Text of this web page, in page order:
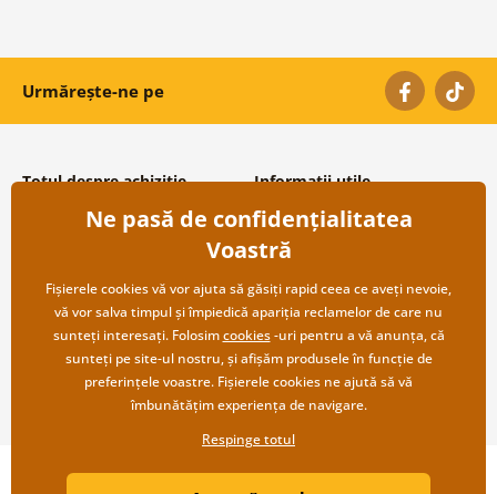
Urmărește-ne pe
Totul despre achiziție
Condiții și termeni generali
Protecția datelor personale
Transport și modalități de plată
Returnare
Informații utile
Despre noi
Întrebări frecvente
Contacte
Cooperare angro
Copyright ©2019 © Dovido.ro.
Ne pasă de confidențialitatea
Voastră
Fișierele cookies vă vor ajuta să găsiți rapid ceea ce aveți nevoie,
vă vor salva timpul și împiedică apariția reclamelor de care nu
sunteți interesați. Folosimcookies-uri pentru a vă anunța, că
sunteți pe site-ul nostru, și afișăm produsele în funcție de
preferințele voastre. Fișierele cookies ne ajută să vă
îmbunătățim experiența de navigare.
Respinge totul